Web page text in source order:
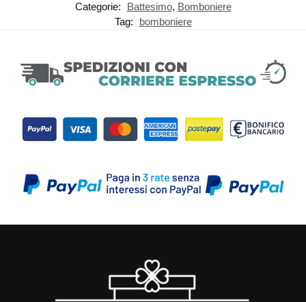
Categorie:
Battesimo, Bomboniere
Tag:
bomboniere